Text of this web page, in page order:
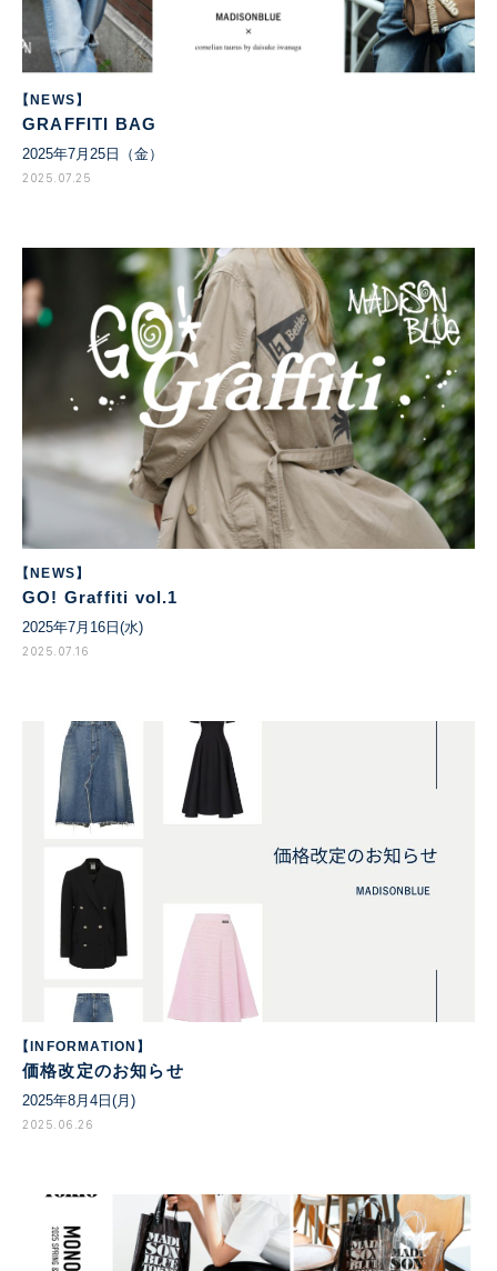
【NEWS】
GRAFFITI BAG
2025年7月25日（金）
2025.07.25
【NEWS】
GO! Graffiti vol.1
2025年7月16日(水)
2025.07.16
【INFORMATION】
価格改定のお知らせ
2025年8月4日(月)
2025.06.26